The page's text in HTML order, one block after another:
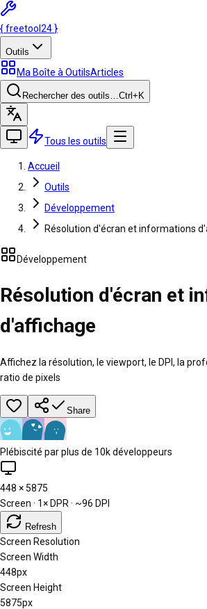
{freetool 24 }
Outils
Ma Boîte à OutilsArticles
Rechercher des outils…Ctrl +K
Tous les outils
Accueil
Outils
Développement
Résolution d'écran et informations
Développement
Résolution d'écran et
d'affichage
Affichez la résolution, le viewport, le DPI, la
ratio de pixels
Share
Plébiscité par plus de 10k développeurs
448 × 5875
Screen · 1× DPR · ~96 DPI
Refresh
Screen Resolution
Screen Width
448px
Screen Height
5875px